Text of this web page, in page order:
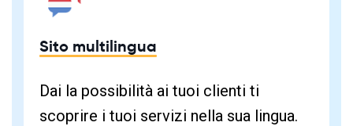
Sito multilingua
Dai la possibilità ai tuoi clienti ti
scoprire i tuoi servizi nella sua lingua.